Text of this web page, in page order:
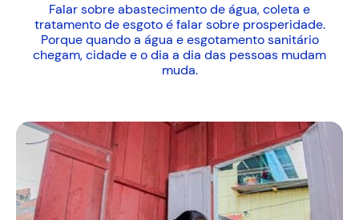
Falar sobre abastecimento de água, coleta e
tratamento de esgoto é falar sobre prosperidade.
Porque quando a água e esgotamento sanitário
chegam, cidade e o dia a dia das pessoas mudam
muda.